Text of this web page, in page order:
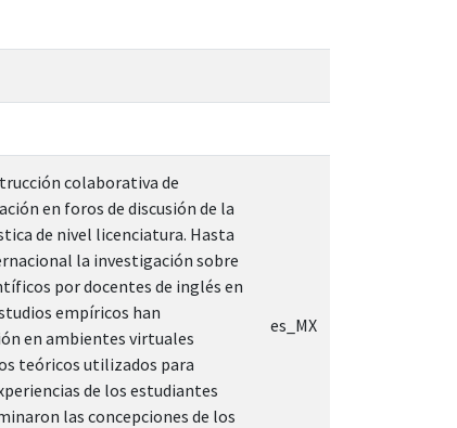
colaborativa de
en foros de discusión de la
de nivel licenciatura. Hasta
la investigación sobre
por docentes de inglés en
empíricos han
en ambientes virtuales
teóricos utilizados para
de los estudiantes
las concepciones de los
es_MX